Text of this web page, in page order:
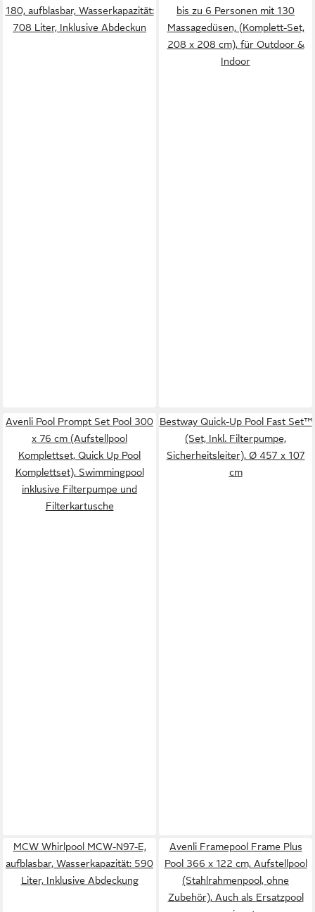
180, aufblasbar, Wasserkapazität:
708 Liter, Inklusive Abdeckun
bis zu 6 Personen mit 130
Massagedüsen, (Komplett-Set,
208 x 208 cm), für Outdoor &
Indoor
Avenli Pool Prompt Set Pool 300
x 76 cm (Aufstellpool
Komplettset, Quick Up Pool
Komplettset), Swimmingpool
inklusive Filterpumpe und
Filterkartusche
Bestway Quick-Up Pool Fast Set™
(Set, Inkl. Filterpumpe,
Sicherheitsleiter), Ø 457 x 107
cm
MCW Whirlpool MCW-N97-E,
aufblasbar, Wasserkapazität: 590
Liter, Inklusive Abdeckung
Avenli Framepool Frame Plus
Pool 366 x 122 cm, Aufstellpool
(Stahlrahmenpool, ohne
Zubehör), Auch als Ersatzpool